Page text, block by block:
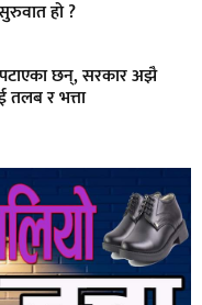
हो ?
छन्, सरकार अझै
तलब र भत्ता